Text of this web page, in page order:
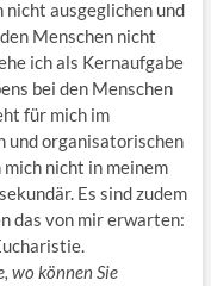
ausgeglichen und
Menschen nicht
ich als Kernaufgabe
bei den Menschen
für mich im
und organisatorischen
nicht in meinem
Es sind zudem
das von mir erwarten:
wo können Sie